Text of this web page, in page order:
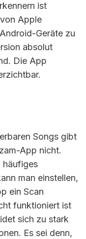
ist
Apple
Geräte zu
absolut
Die App
Songs gibt
App nicht.
häufiges
man einstellen,
ein Scan
funktioniert ist
sich zu stark
Es sei denn,